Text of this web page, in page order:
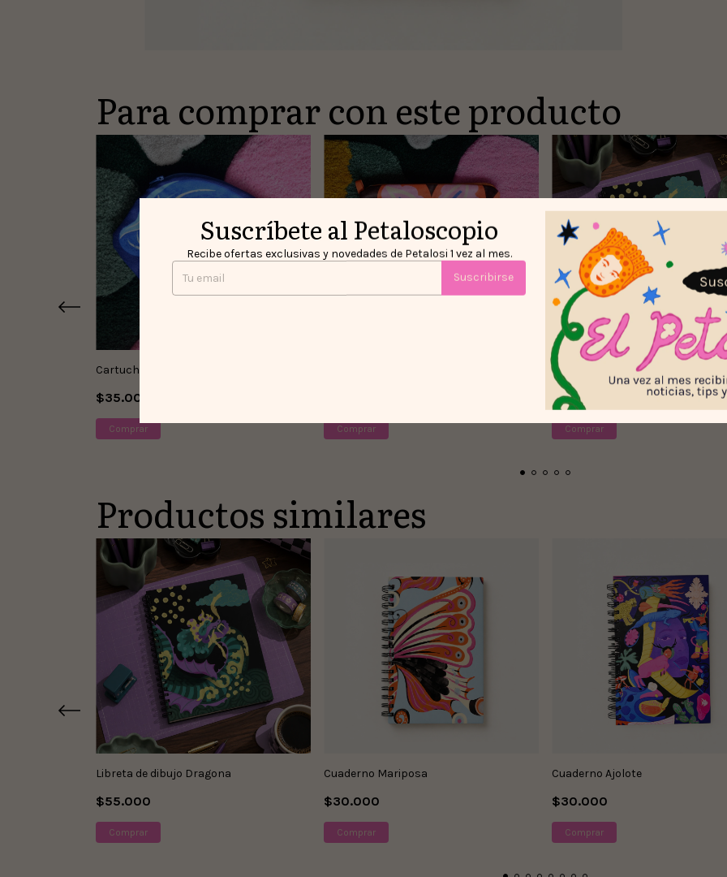
Para comprar con este producto
Cartuchera/Cosmetiquera Anturio
$35.000
Libreta de dibujo Dragona
$55.000
Productos similares
Libreta de dibujo Dragona
$55.000
Cuaderno Mariposa
$30.000
Cuaderno Ajolote
$30.000
Suscríbete al Petaloscopio
Recibe ofertas exclusivas y novedades de Petalosi 1 vez al mes.
Suscribirse